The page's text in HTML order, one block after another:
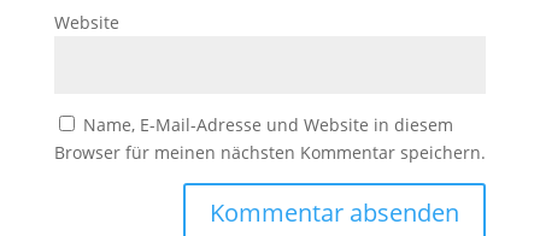
Website
Name, E-Mail-Adresse und Website in diesem
Browser für meinen nächsten Kommentar speichern.